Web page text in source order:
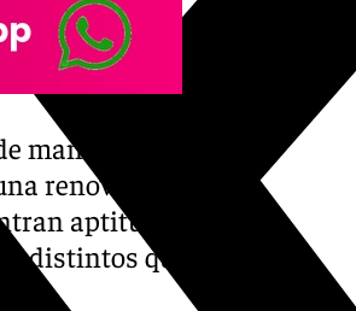
mandatos a
renovación
aptitudes
distintos que